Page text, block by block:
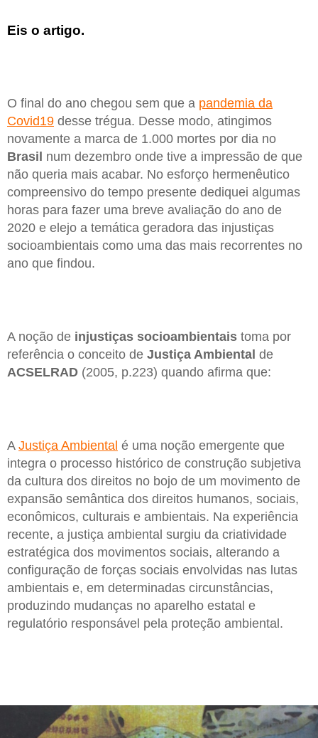
Eis o artigo.
O final do ano chegou sem que a pandemia da
Covid19 desse trégua. Desse modo, atingimos
novamente a marca de 1.000 mortes por dia no
Brasil num dezembro onde tive a impressão de que
não queria mais acabar. No esforço hermenêutico
compreensivo do tempo presente dediquei algumas
horas para fazer uma breve avaliação do ano de
2020 e elejo a temática geradora das injustiças
socioambientais como uma das mais recorrentes no
ano que findou.
A noção de injustiças socioambientais toma por
referência o conceito de Justiça Ambiental de
ACSELRAD (2005, p.223) quando afirma que:
A Justiça Ambiental é uma noção emergente que
integra o processo histórico de construção subjetiva
da cultura dos direitos no bojo de um movimento de
expansão semântica dos direitos humanos, sociais,
econômicos, culturais e ambientais. Na experiência
recente, a justiça ambiental surgiu da criatividade
estratégica dos movimentos sociais, alterando a
configuração de forças sociais envolvidas nas lutas
ambientais e, em determinadas circunstâncias,
produzindo mudanças no aparelho estatal e
regulatório responsável pela proteção ambiental.